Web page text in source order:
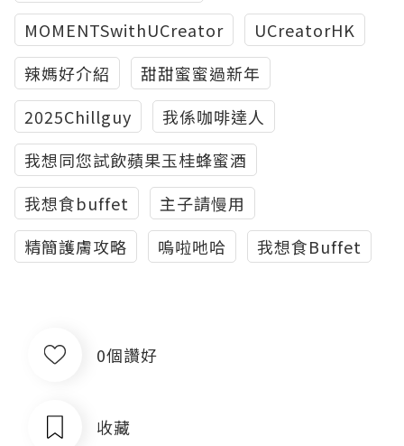
MOMENTSwithUCreator
UCreatorHK
辣媽好介紹
甜甜蜜蜜過新年
2025Chillguy
我係咖啡達人
我想同您試飲蘋果玉桂蜂蜜酒
我想食buffet
主子請慢用
精簡護膚攻略
嗚啦吔哈 我想食Buffet
0個讚好
收藏